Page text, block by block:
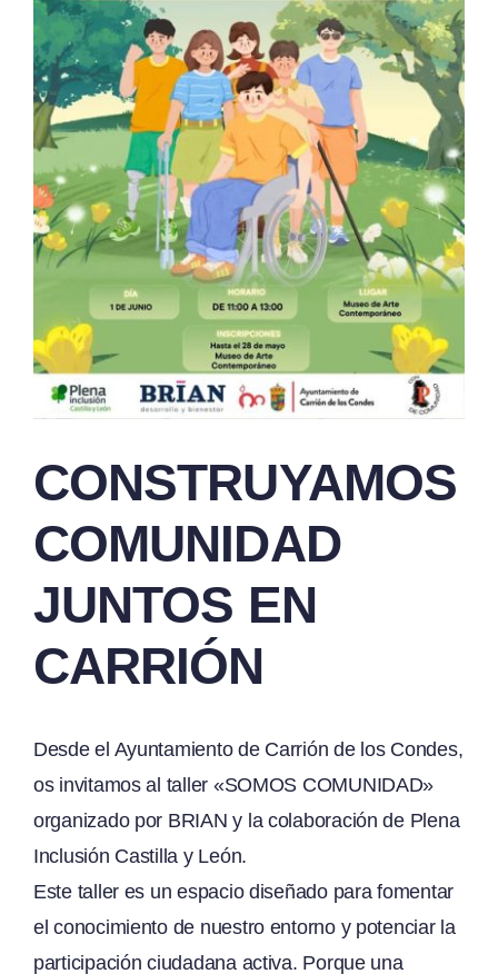
CONSTRUYAMOS
COMUNIDAD
JUNTOS EN
CARRIÓN
Desde el Ayuntamiento de Carrión de los Condes,
os invitamos al taller «SOMOS COMUNIDAD»
organizado por BRIAN y la colaboración de Plena
Inclusión Castilla y León.
Este taller es un espacio diseñado para fomentar
el conocimiento de nuestro entorno y potenciar la
participación ciudadana activa. Porque una